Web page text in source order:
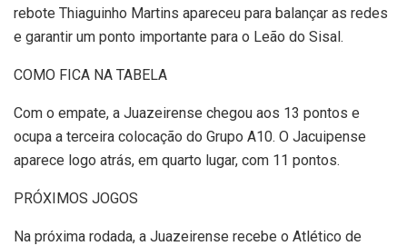
rebote Thiaguinho Martins apareceu para balançar as redes
e garantir um ponto importante para o Leão do Sisal.
COMO FICA NA TABELA
Com o empate, a Juazeirense chegou aos 13 pontos e
ocupa a terceira colocação do Grupo A10. O Jacuipense
aparece logo atrás, em quarto lugar, com 11 pontos.
PRÓXIMOS JOGOS
Na próxima rodada, a Juazeirense recebe o Atlético de